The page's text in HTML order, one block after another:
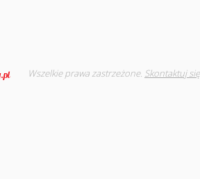
Wszelkie prawa zastrzeżone. Skontaktuj się